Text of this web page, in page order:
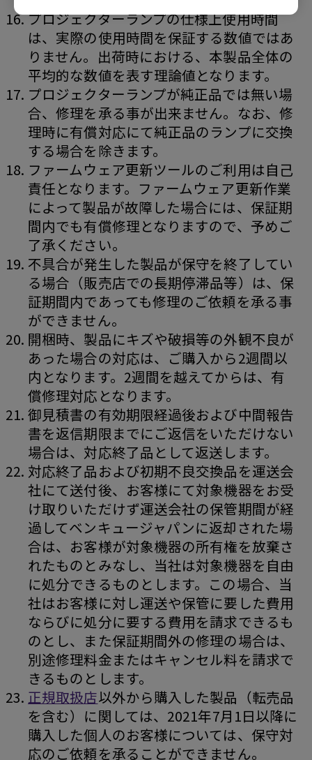
プロジェクターランプの仕様上使用時間
は、実際の使用時間を保証する数値ではあ
りません。出荷時における、本製品全体の
平均的な数値を表す理論値となります。
プロジェクターランプが純正品では無い場
合、修理を承る事が出来ません。なお、修
理時に有償対応にて純正品のランプに交換
する場合を除きます。
ファームウェア更新ツールのご利用は自己
責任となります。ファームウェア更新作業
によって製品が故障した場合には、保証期
間内でも有償修理となりますので、予めご
了承ください。
不具合が発生した製品が保守を終了してい
る場合（販売店での長期停滞品等）は、保
証期間内であっても修理のご依頼を承る事
ができません。
開梱時、製品にキズや破損等の外観不良が
あった場合の対応は、ご購入から2週間以
内となります。2週間を越えてからは、有
償修理対応となります。
御見積書の有効期限経過後および中間報告
書を返信期限までにご返信をいただけない
場合は、対応終了品として返送します。
対応終了品および初期不良交換品を運送会
社にて送付後、お客様にて対象機器をお受
け取りいただけず運送会社の保管期間が経
過してベンキュージャパンに返却された場
合は、お客様が対象機器の所有権を放棄さ
れたものとみなし、当社は対象機器を自由
に処分できるものとします。この場合、当
社はお客様に対し運送や保管に要した費用
ならびに処分に要する費用を請求できるも
のとし、また保証期間外の修理の場合は、
別途修理料金またはキャンセル料を請求で
きるものとします。
正規取扱店以外から購入した製品（転売品
を含む）に関しては、2021年7月1日以降に
購入した個人のお客様については、保守対
応のご依頼を承ることができません。